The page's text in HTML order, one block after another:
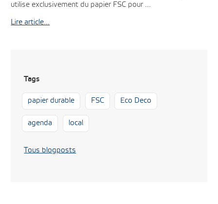
utilise exclusivement du papier FSC pour ...
Lire article...
Tags
papier durable FSC Eco Deco
agenda local
Tous blogposts